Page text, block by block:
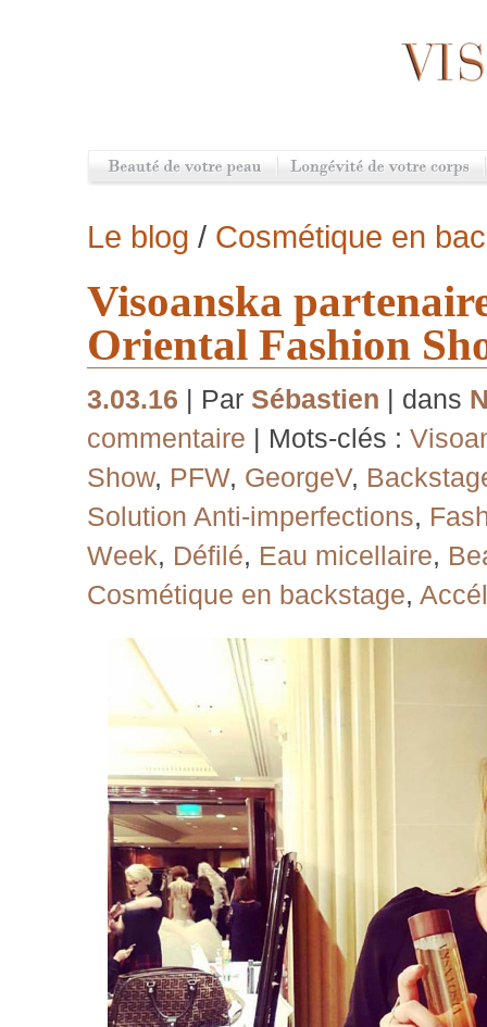
Le blog / Cosmétique en
Visoanska
Oriental Fashion
3.03.16 | Par Sébastien | dans
commentaire | Mots-clés :
Show, PFW, GeorgeV,
Solution Anti-imperfections,
Week, Défilé, Eau micellaire,
Cosmétique en backstage,